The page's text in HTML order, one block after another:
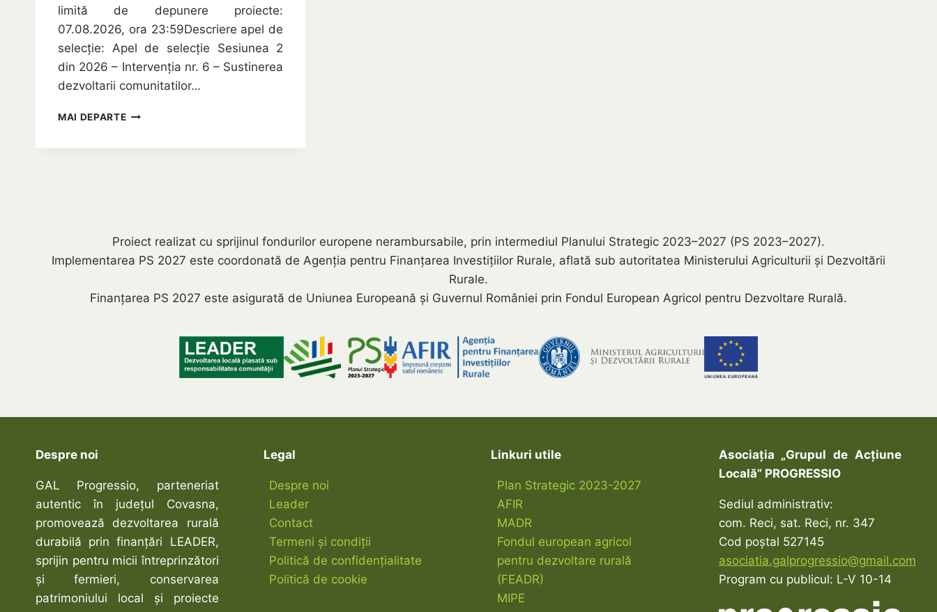
limită de depunere proiecte:
07.08.2026, ora 23:59Descriere apel de
selecție: Apel de selecție Sesiunea 2
din 2026 – Intervenția nr. 6 – Sustinerea
dezvoltarii comunitatilor…
MAI DEPARTELANSAREA
–
INTERVENȚIA
–
COMUNITATILOR
Proiect realizat cu sprijinul fondurilor europene nerambursabile, prin intermediul Planului Strategic 2023–2027 (PS 2023–2027).
Implementarea PS 2027 este coordonată de Agenția pentru Finanțarea Investițiilor Rurale, aflată sub autoritatea Ministerului Agriculturii și Dezvoltării
Rurale.
Finanțarea PS 2027 este asigurată de Uniunea Europeană și Guvernul României prin Fondul European Agricol pentru Dezvoltare Rurală.
Despre noi
GAL Progressio, parteneriat
autentic în județul Covasna,
promovează dezvoltarea rurală
durabilă prin finanțări LEADER,
sprijin pentru micii întreprinzători
și fermieri, conservarea
patrimoniului local și proiecte
Legal
Despre noi
Leader
Contact
Termeni și condiții
Politică de confidențialitate
Politică de cookie
Linkuri utile
Plan Strategic 2023-2027
AFIR
MADR
Fondul european agricol
pentru dezvoltare rurală
(FEADR)
MIPE
Asociația „Grupul de Acțiune
Locală” PROGRESSIO
Sediul administrativ:
com. Reci, sat. Reci, nr. 347
Cod poștal 527145
asociatia.galprogressio@gmail.com
Program cu publicul: L-V 10-14